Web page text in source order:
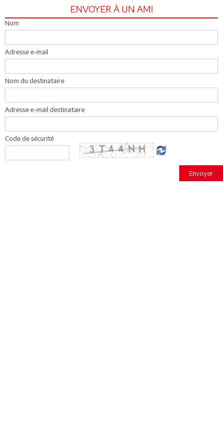
ENVOYER À UN AMI
Nom
Adresse e-mail
Nom du destinataire
Adresse e-mail destinataire
Code de sécurité
Envoyer